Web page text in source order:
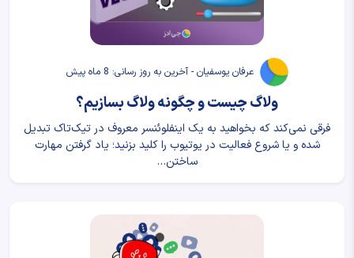
عرفان یوسفیان - آخرین به روز رسانی: 8 ماه پیش
ولاگ چیست و چگونه ولاگ بسازیم؟
فرقی نمی‌کند که بخواهید به یک اینفلوئنسر معروف در تیک‌تاک تبدیل
شده و یا شروع فعالیت در یوتیوب را کلید بزنید؛ یاد گرفتن مهارت
ساختن…